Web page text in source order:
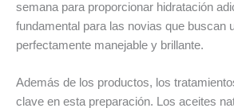
semana para proporcionar hidratación
fundamental para las novias que buscan
perfectamente manejable y brillante.
Además de los productos, los
clave en esta preparación. Los aceites